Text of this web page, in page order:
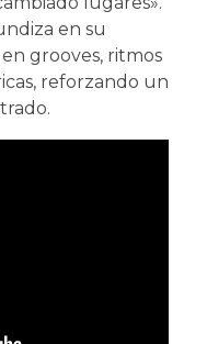
en su
grooves, ritmos
reforzando un